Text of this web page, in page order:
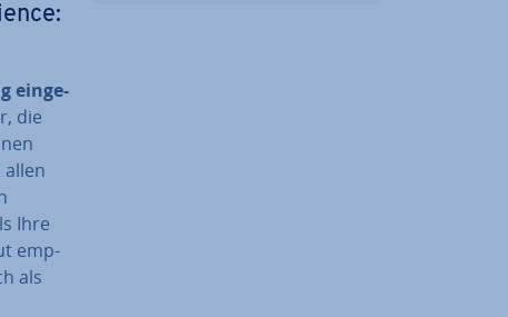
ein­ge­
die
allen
Ihre
emp­
als